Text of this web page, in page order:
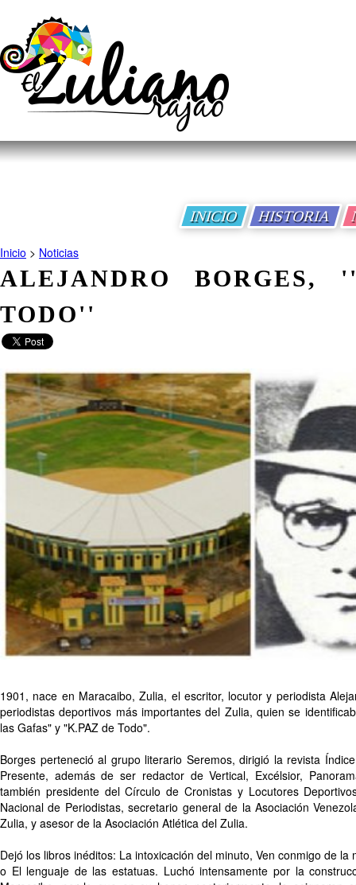
INICIO HISTORIA
Inicio > Noticias
ALEJANDRO BORGES,
TODO''
1901, nace en Maracaibo, Zulia, el escritor, locutor y periodista
periodistas deportivos más importantes del Zulia, quien se
las Gafas" y "K.PAZ de Todo".
Borges perteneció al grupo literario Seremos, dirigió la revista
Presente, además de ser redactor de Vertical, Excélsior,
también presidente del Círculo de Cronistas y Locutores
Nacional de Periodistas, secretario general de la Asociación
Zulia, y asesor de la Asociación Atlética del Zulia.
Dejó los libros inéditos: La intoxicación del minuto, Ven conmigo de
o El lenguaje de las estatuas. Luchó intensamente por la